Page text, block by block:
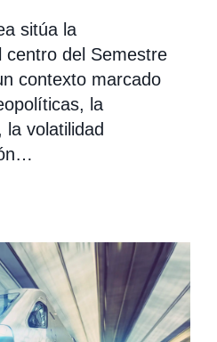
sitúa la
centro del Semestre
contexto marcado
la
la volatilidad